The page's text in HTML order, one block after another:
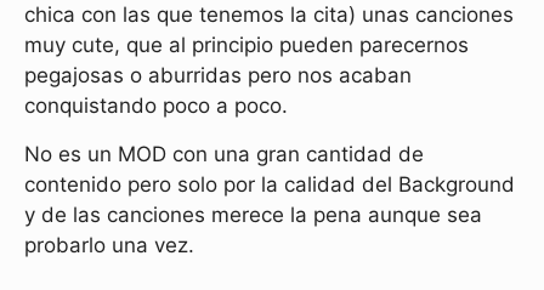
chica con las que tenemos la cita) unas canciones
muy cute, que al principio pueden parecernos
pegajosas o aburridas pero nos acaban
conquistando poco a poco.
No es un MOD con una gran cantidad de
contenido pero solo por la calidad del Background
y de las canciones merece la pena aunque sea
probarlo una vez.